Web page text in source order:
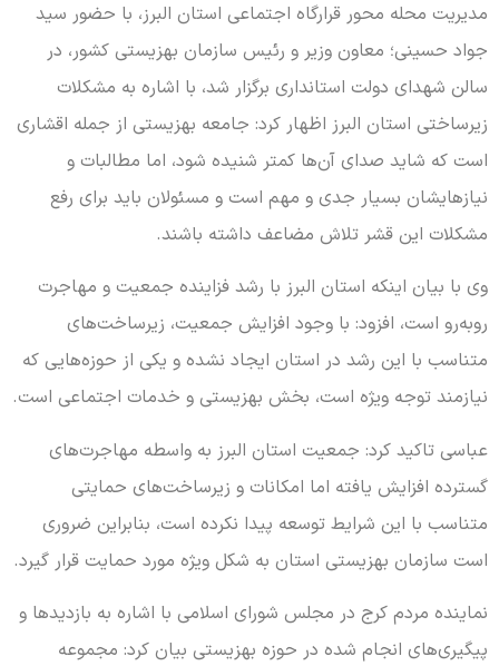
مدیریت محله محور قرارگاه اجتماعی استان البرز، با حضور سید
جواد حسینی؛ معاون وزیر و رئیس سازمان بهزیستی کشور، در
سالن شهدای دولت استانداری برگزار شد، با اشاره به مشکلات
زیرساختی استان البرز اظهار کرد: جامعه بهزیستی از جمله اقشاری
است که شاید صدای آن‌ها کمتر شنیده شود، اما مطالبات و
نیازهایشان بسیار جدی و مهم است و مسئولان باید برای رفع
مشکلات این قشر تلاش مضاعف داشته باشند.
وی با بیان اینکه استان البرز با رشد فزاینده جمعیت و مهاجرت
روبه‌رو است، افزود: با وجود افزایش جمعیت، زیرساخت‌های
متناسب با این رشد در استان ایجاد نشده و یکی از حوزه‌هایی که
نیازمند توجه ویژه است، بخش بهزیستی و خدمات اجتماعی است.
عباسی تاکید کرد: جمعیت استان البرز به واسطه مهاجرت‌های
گسترده افزایش یافته اما امکانات و زیرساخت‌های حمایتی
متناسب با این شرایط توسعه پیدا نکرده است، بنابراین ضروری
است سازمان بهزیستی استان به شکل ویژه مورد حمایت قرار گیرد.
نماینده مردم کرج در مجلس شورای اسلامی با اشاره به بازدیدها و
پیگیری‌های انجام شده در حوزه بهزیستی بیان کرد: مجموعه